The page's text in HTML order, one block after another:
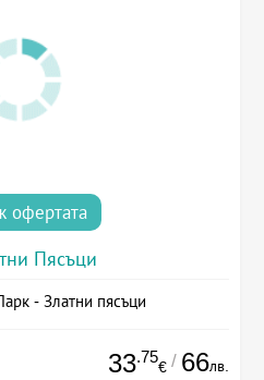
офертата
Пясъци
- Златни пясъци
33.75
€ / 66лв.